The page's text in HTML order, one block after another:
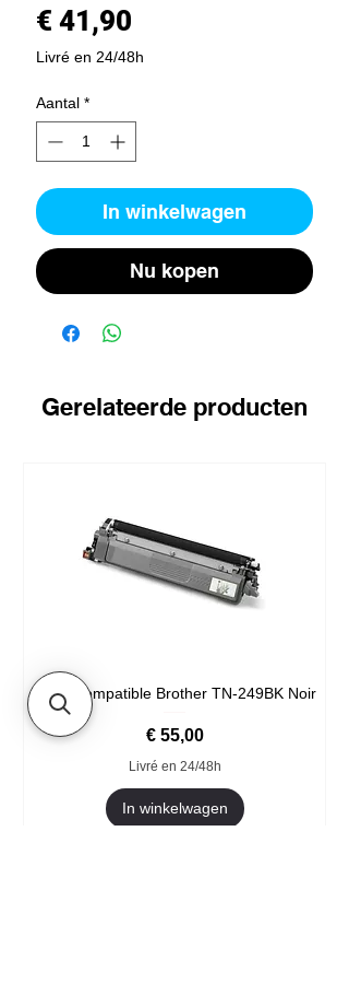
€ 41,90
Livré en 24/48h
Aantal *
In winkelwagen
Nu kopen
Gerelateerde producten
Toner compatible Brother TN-249BK Noir
Prijs
€ 55,00
Livré en 24/48h
In winkelwagen